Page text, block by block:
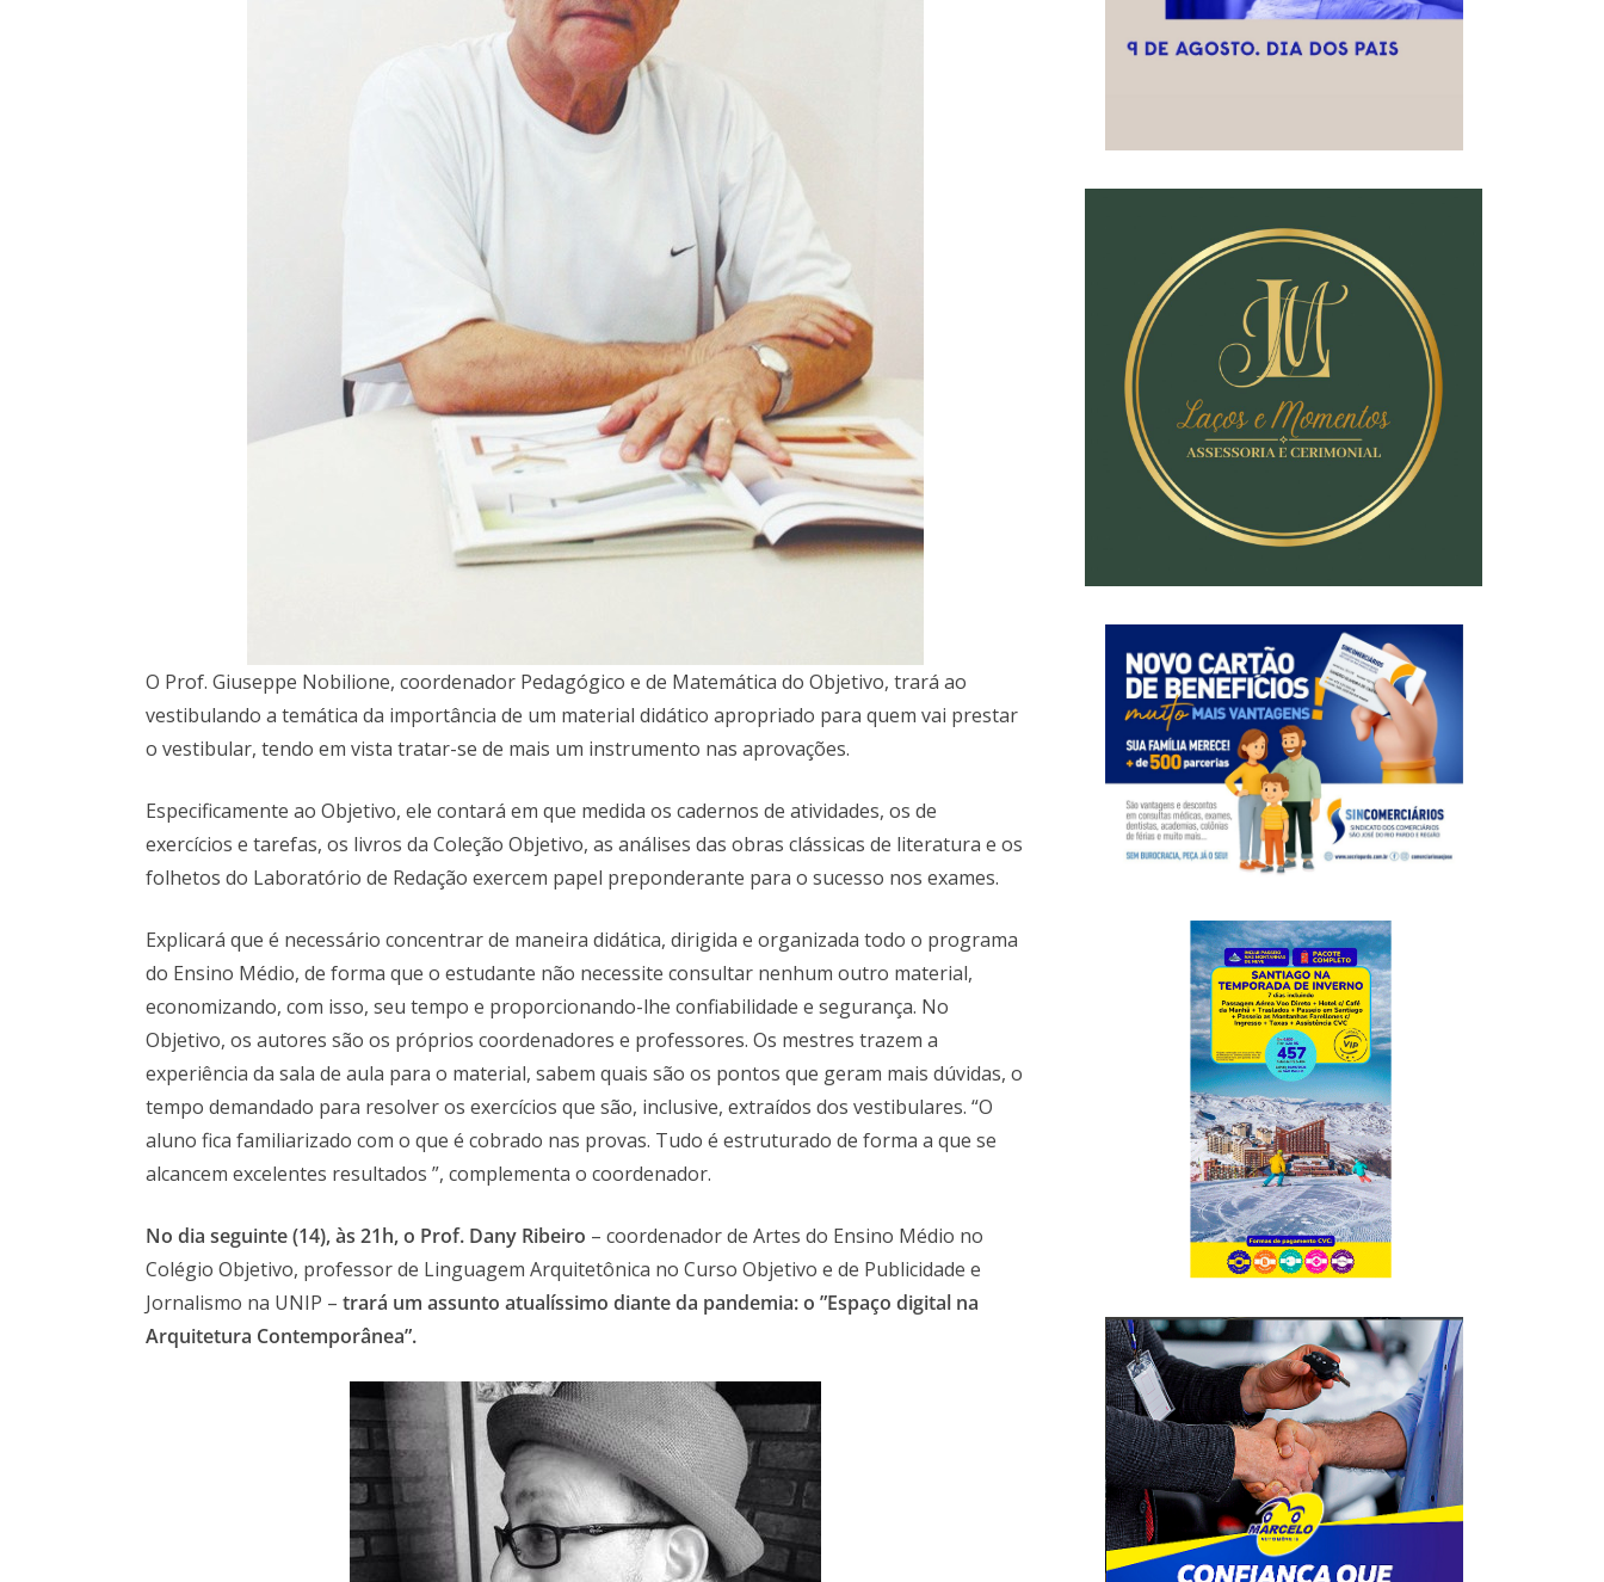
O Prof. Giuseppe Nobilione, coordenador Pedagógico e de Matemática do Objetivo, trará ao
vestibulando a temática da importância de um material didático apropriado para quem vai prestar
o vestibular, tendo em vista tratar-se de mais um instrumento nas aprovações.
Especificamente ao Objetivo, ele contará em que medida os cadernos de atividades, os de
exercícios e tarefas, os livros da Coleção Objetivo, as análises das obras clássicas de literatura e os
folhetos do Laboratório de Redação exercem papel preponderante para o sucesso nos exames.
Explicará que é necessário concentrar de maneira didática, dirigida e organizada todo o programa
do Ensino Médio, de forma que o estudante não necessite consultar nenhum outro material,
economizando, com isso, seu tempo e proporcionando-lhe confiabilidade e segurança. No
Objetivo, os autores são os próprios coordenadores e professores. Os mestres trazem a
experiência da sala de aula para o material, sabem quais são os pontos que geram mais dúvidas, o
tempo demandado para resolver os exercícios que são, inclusive, extraídos dos vestibulares. “O
aluno fica familiarizado com o que é cobrado nas provas. Tudo é estruturado de forma a que se
alcancem excelentes resultados ”, complementa o coordenador.
No dia seguinte (14), às 21h, o Prof. Dany Ribeiro – coordenador de Artes do Ensino Médio no
Colégio Objetivo, professor de Linguagem Arquitetônica no Curso Objetivo e de Publicidade e
Jornalismo na UNIP – trará um assunto atualíssimo diante da pandemia: o ”Espaço digital na
Arquitetura Contemporânea”.